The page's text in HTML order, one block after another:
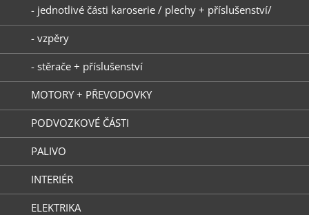
- jednotlivé části karoserie / plechy + příslušenství/
- vzpěry
- stěrače + příslušenství
MOTORY + PŘEVODOVKY
PODVOZKOVÉ ČÁSTI
PALIVO
INTERIÉR
ELEKTRIKA